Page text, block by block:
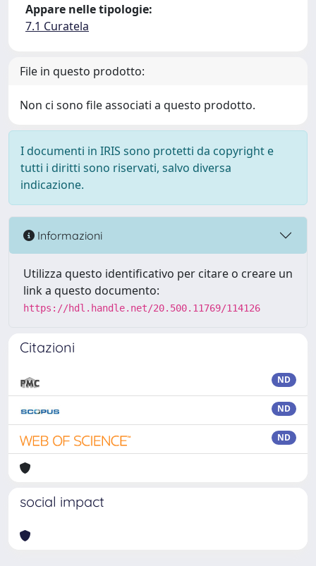
Appare nelle tipologie:
7.1 Curatela
File in questo prodotto:
Non ci sono file associati a questo prodotto.
I documenti in IRIS sono protetti da copyright e
tutti i diritti sono riservati, salvo diversa
indicazione.
Informazioni
Utilizza questo identificativo per citare o creare un
link a questo documento:
https://hdl.handle.net/20.500.11769/114126
Citazioni
ND
ND
ND
social impact